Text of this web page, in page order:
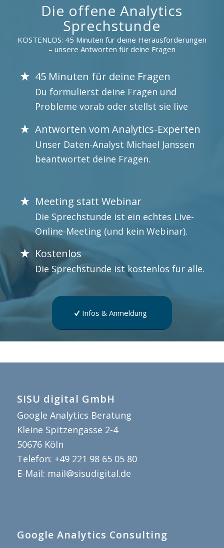
Die offene Analytics
Sprechstunde
KOSTENLOS: 45 Minuten für deine Herausforderungen
– unsere Antworten für deine Fragen
45 Minuten für deine Fragen
Du formulierst deine Fragen und
Probleme vorab oder stellst sie live
Antworten vom Analytics-Experten
Unser Daten-Analyst Michael Janssen
beantwortet deine Fragen.
Meeting statt Webinar
Die Sprechstunde ist ein echtes Live-
Online-Meeting (und kein Webinar).
Kostenlos
Die Sprechstunde ist kostenlos für alle.
Infos & Anmeldung
SISU digital GmbH
Google Analytics Beratung
Kleine Spitzengasse 2-4
50676 Köln
Telefon: +49 221 98 65 05 80
E-Mail: mail@sisudigital.de
Google Analytics Consulting